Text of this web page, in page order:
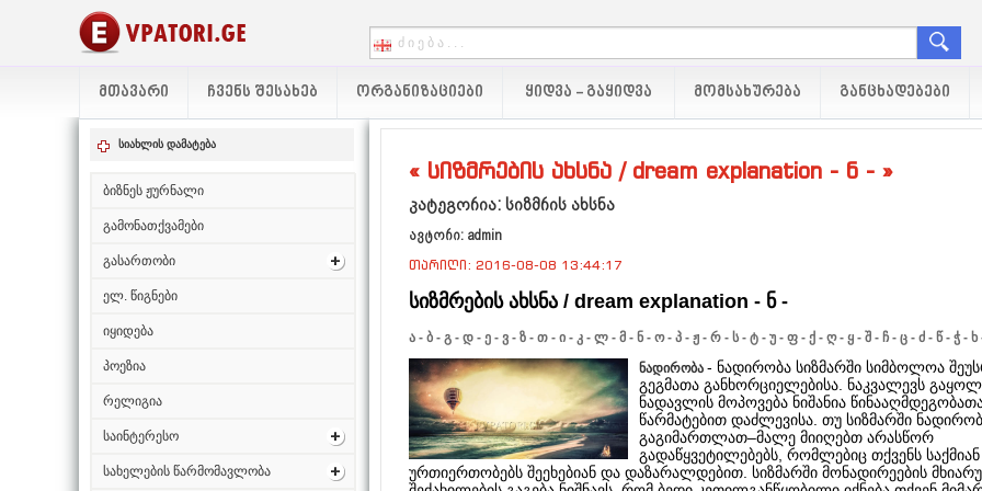
ᲛᲗᲐᲕᲐᲠᲘ ᲩᲕᲔᲜᲡ ᲨᲔᲡᲐᲮᲔᲑ ᲝᲠᲒᲐᲜᲘᲖᲐᲪᲘᲔᲑᲘ ᲧᲘᲓᲕᲐ - ᲒᲐᲧᲘᲓᲕᲐ ᲛᲝᲛᲡᲐᲮᲣᲠᲔᲑᲐ ᲒᲐᲜᲪᲮᲐᲓᲔᲑᲔᲑᲘ
სიახლის დამატება
ბიზნეს ჟურნალი
გამონათქვამები
გასართობი
ელ. წიგნები
იყიდება
პოეზია
რელიგია
საინტერესო
სახელების წარმომავლობა
« სიზმრების ახსნა / dream explanation - ნ - »
კატეგორია: სიზმრის ახსნა
ავტორი: admin
თარიღი: 2016-08-08 13:44:17
სიზმრების ახსნა / dream explanation - ნ -
ა - ბ - გ - დ - ე - ვ - ზ - თ - ი - კ - ლ - მ - ნ- ო- პ - ჟ - რ - ს - ტ - უ - ფ - ქ - ღ- ყ - შ - ჩ - ც - ძ - წ- ჭ - ხ
ნადირობა - ნადირობა სიზმარში სიმბოლოა
გეგმათა განხორციელებისა. ნაკვალევს
ნადავლის მოპოვება ნიშანია
წარმატებით დაძლევისა. თუ სიზმარში
გაგიმართლათ–მალე მიიღებთ არასწორ
გადაწყვეტილებებს, რომლებიც თქვენს საქმიან
ურთიერთობებს შეეხებიან და დაზარალდებით. სიზმარში მონადირეების